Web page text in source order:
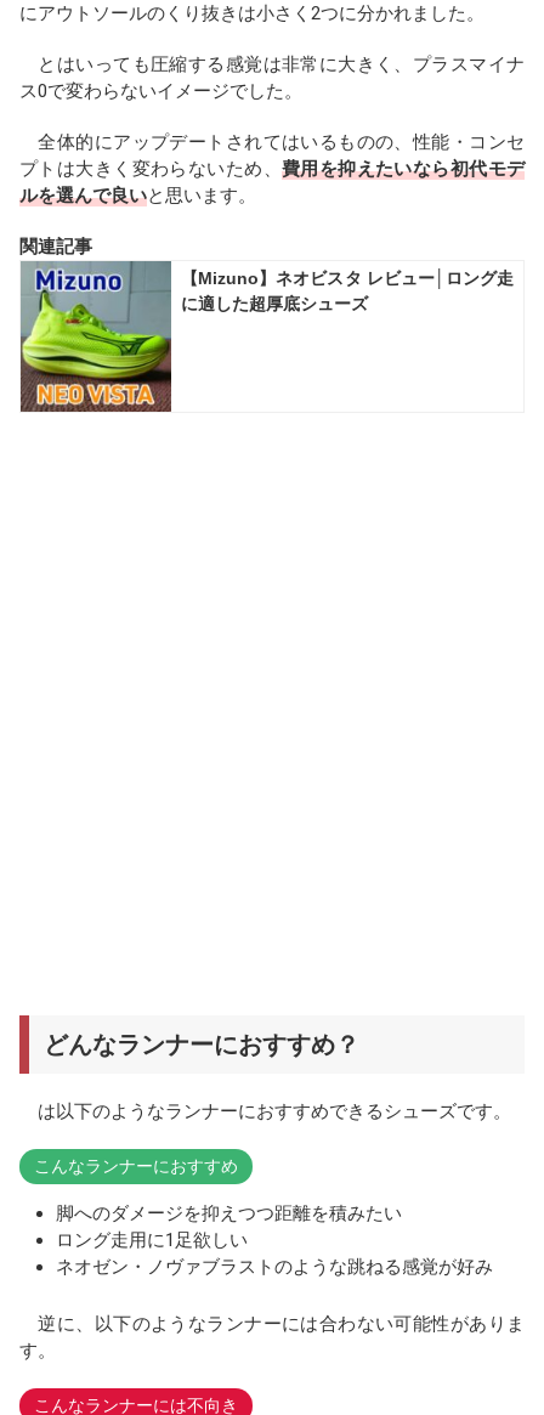
にアウトソールのくり抜きは小さく2つに分かれました。
とはいっても圧縮する感覚は非常に大きく、プラスマイナ
ス0で変わらないイメージでした。
全体的にアップデートされてはいるものの、性能・コンセ
プトは大きく変わらないため、 費用を抑えたいなら初代モデ
ルを選んで良いと思います。
関連記事
【Mizuno】ネオビスタ レビュー│ロング走
に適した超厚底シューズ
どんなランナーにおすすめ？
は以下のようなランナーにおすすめできるシューズです。
こんなランナーにおすすめ
脚へのダメージを抑えつつ距離を積みたい
ロング走用に1足欲しい
ネオゼン・ノヴァブラストのような跳ねる感覚が好み
逆に、以下のようなランナーには合わない可能性がありま
す。
こんなランナーには不向き